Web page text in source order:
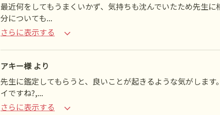
最近何をしてもうまくいかず、気持ちも沈んでいたため先生
分についても...
さらに表示する
アキー様 より
先生に鑑定してもらうと、良いことが起きるような気がしま
イですね?,...
さらに表示する